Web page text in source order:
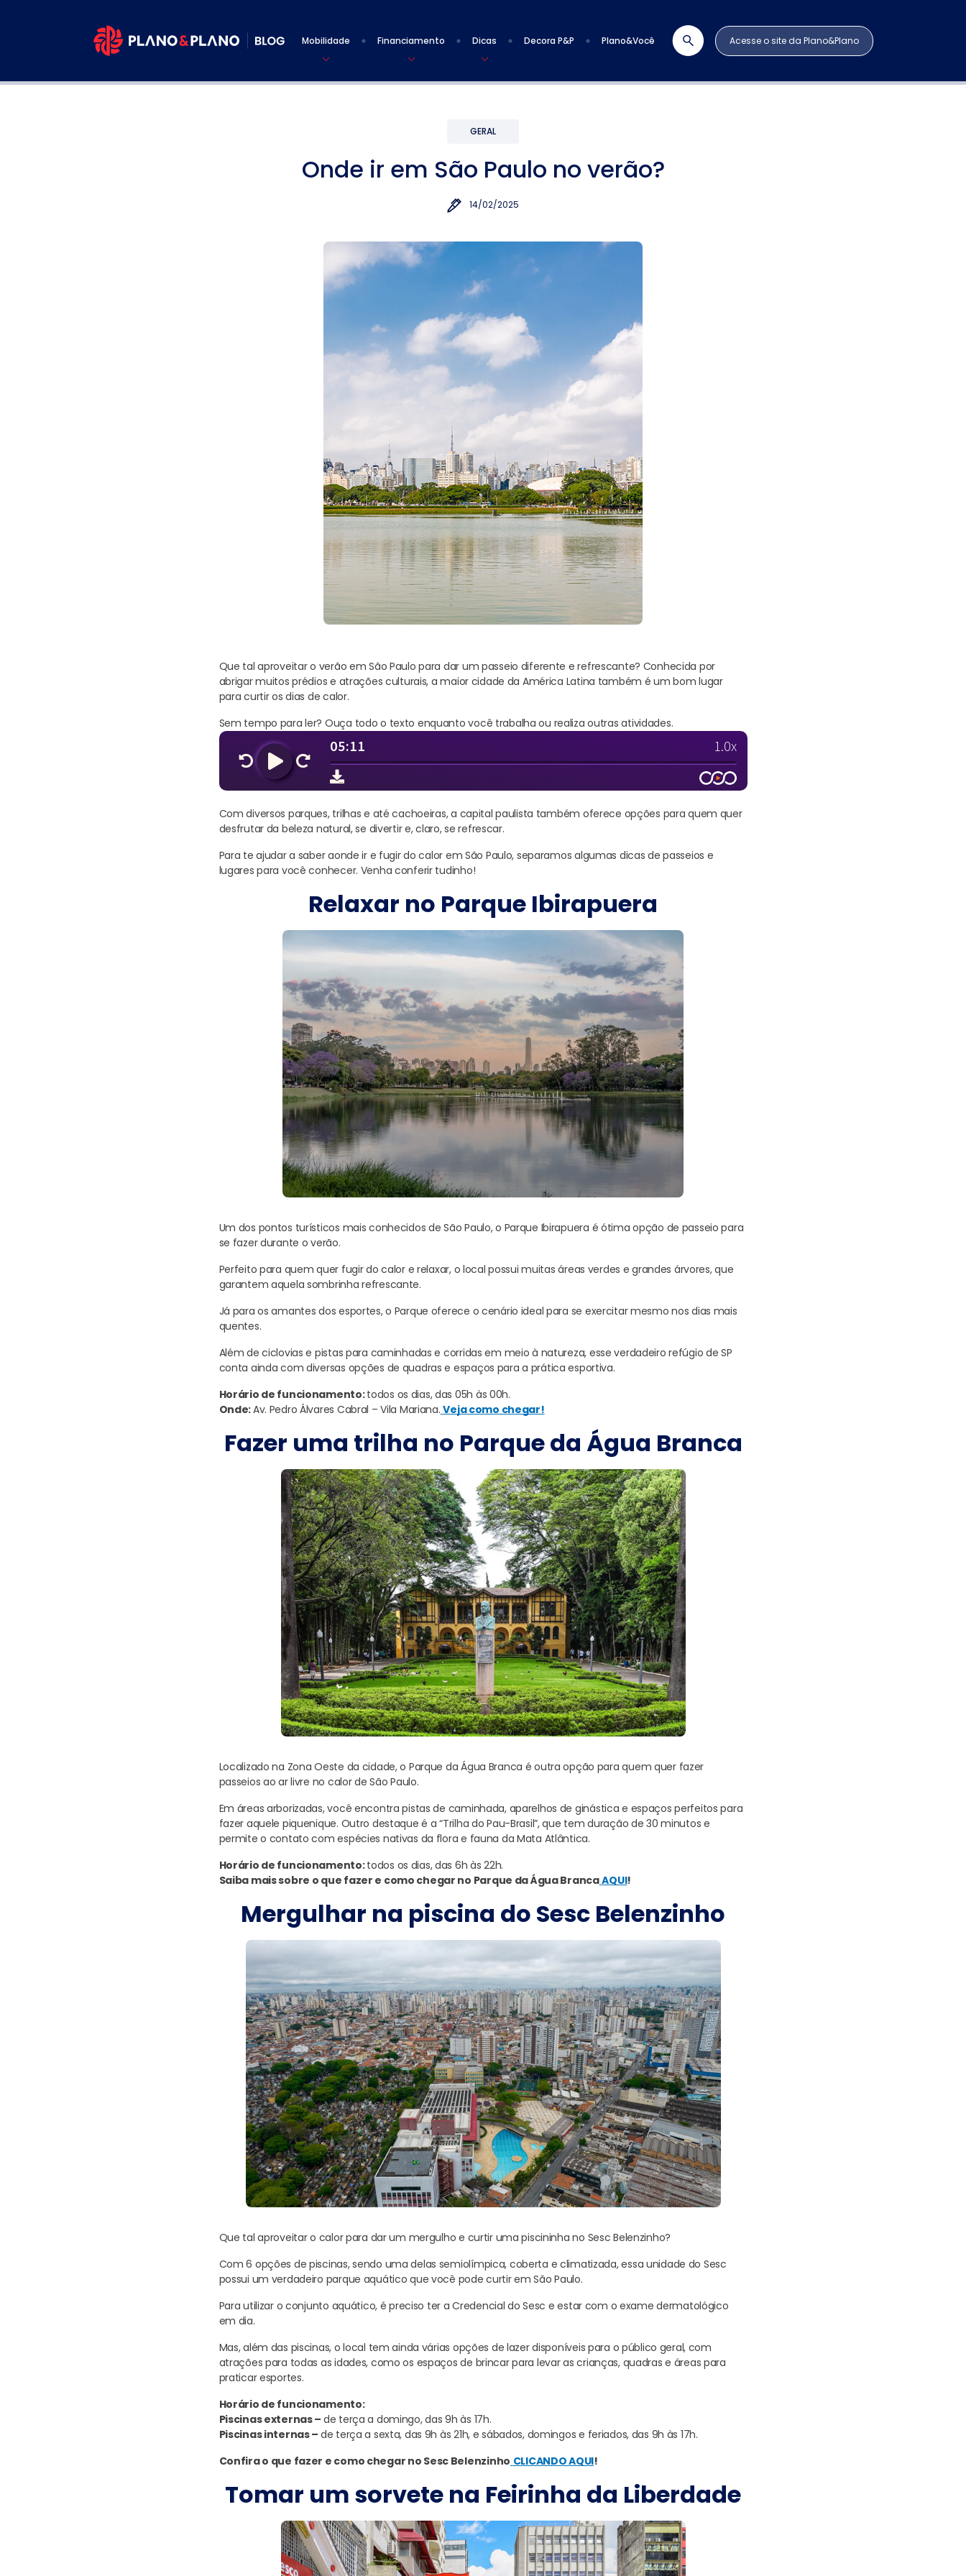
Mobilidade Financiamento Dicas Decora P&P Plano&Você Acesse o site da Plano&Plano
GERAL
Onde ir em São Paulo no verão?
14/02/2025
Que tal aproveitar o verão em São Paulo para dar um passeio diferente e refrescante? Conhecida por
abrigar muitos prédios e atrações culturais, a maior cidade da América Latina também é um bom lugar
para curtir os dias de calor.
Sem tempo para ler? Ouça todo o texto enquanto você trabalha ou realiza outras atividades.
Com diversos parques, trilhas e até cachoeiras, a capital paulista também oferece opções para quem quer
desfrutar da beleza natural, se divertir e, claro, se refrescar.
Para te ajudar a saber aonde ir e fugir do calor em São Paulo, separamos algumas dicas de passeios e
lugares para você conhecer. Venha conferir tudinho!
Relaxar no Parque Ibirapuera
Um dos pontos turísticos mais conhecidos de São Paulo, o Parque Ibirapuera é ótima opção de passeio para
se fazer durante o verão.
Perfeito para quem quer fugir do calor e relaxar, o local possui muitas áreas verdes e grandes árvores, que
garantem aquela sombrinha refrescante.
Já para os amantes dos esportes, o Parque oferece o cenário ideal para se exercitar mesmo nos dias mais
quentes.
Além de ciclovias e pistas para caminhadas e corridas em meio à natureza, esse verdadeiro refúgio de SP
conta ainda com diversas opções de quadras e espaços para a prática esportiva.
Horário de funcionamento:todos os dias, das 05h às 00h.
Onde:Av. Pedro Álvares Cabral – Vila Mariana. Veja como chegar!
Fazer uma trilha no Parque da Água Branca
Localizado na Zona Oeste da cidade, o Parque da Água Branca é outra opção para quem quer fazer
passeios ao ar livre no calor de São Paulo.
Em áreas arborizadas, você encontra pistas de caminhada, aparelhos de ginástica e espaços perfeitos para
fazer aquele piquenique. Outro destaque é a “Trilha do Pau-Brasil”, que tem duração de 30 minutos e
permite o contato com espécies nativas da flora e fauna da Mata Atlântica.
Horário de funcionamento:todos os dias, das 6h às 22h.
Saiba mais sobre o que fazer e como chegar no Parque da Água BrancaAQUI!
Mergulhar na piscina do Sesc Belenzinho
Que tal aproveitar o calor para dar um mergulho e curtir uma piscininha no Sesc Belenzinho?
Com 6 opções de piscinas, sendo uma delas semiolímpica, coberta e climatizada, essa unidade do Sesc
possui um verdadeiro parque aquático que você pode curtir em São Paulo.
Para utilizar o conjunto aquático, é preciso ter a Credencial do Sesc e estar com o exame dermatológico
em dia.
Mas, além das piscinas, o local tem ainda várias opções de lazer disponíveis para o público geral, com
atrações para todas as idades, como os espaços de brincar para levar as crianças, quadras e áreas para
praticar esportes.
Horário de funcionamento:
Piscinas externas – de terça a domingo, das 9h às 17h.
Piscinas internas – de terça a sexta, das 9h às 21h, e sábados, domingos e feriados, das 9h às 17h.
Confira o que fazer e como chegar no Sesc Belenzinho CLICANDO AQUI!
Tomar um sorvete na Feirinha da Liberdade